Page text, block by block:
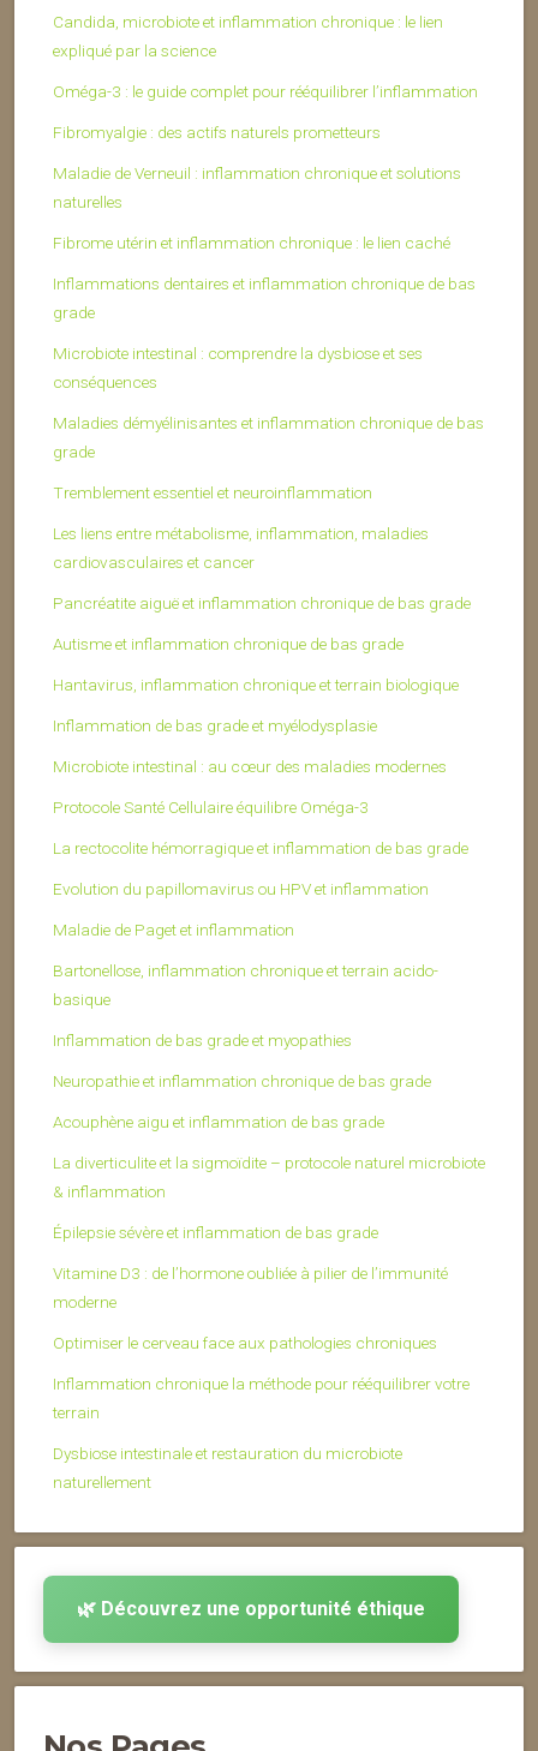
Candida, microbiote et inflammation chronique : le lien
expliqué par la science
Oméga-3 : le guide complet pour rééquilibrer l’inflammation
Fibromyalgie : des actifs naturels prometteurs
Maladie de Verneuil : inflammation chronique et solutions
naturelles
Fibrome utérin et inflammation chronique : le lien caché
Inflammations dentaires et inflammation chronique de bas
grade
Microbiote intestinal : comprendre la dysbiose et ses
conséquences
Maladies démyélinisantes et inflammation chronique de bas
grade
Tremblement essentiel et neuroinflammation
Les liens entre métabolisme, inflammation, maladies
cardiovasculaires et cancer
Pancréatite aiguë et inflammation chronique de bas grade
Autisme et inflammation chronique de bas grade
Hantavirus, inflammation chronique et terrain biologique
Inflammation de bas grade et myélodysplasie
Microbiote intestinal : au cœur des maladies modernes
Protocole Santé Cellulaire équilibre Oméga-3
La rectocolite hémorragique et inflammation de bas grade
Evolution du papillomavirus ou HPV et inflammation
Maladie de Paget et inflammation
Bartonellose, inflammation chronique et terrain acido-
basique
Inflammation de bas grade et myopathies
Neuropathie et inflammation chronique de bas grade
Acouphène aigu et inflammation de bas grade
La diverticulite et la sigmoïdite – protocole naturel microbiote
& inflammation
Épilepsie sévère et inflammation de bas grade
Vitamine D3 : de l’hormone oubliée à pilier de l’immunité
moderne
Optimiser le cerveau face aux pathologies chroniques
Inflammation chronique la méthode pour rééquilibrer votre
terrain
Dysbiose intestinale et restauration du microbiote
naturellement
🌿 Découvrez une opportunité éthique